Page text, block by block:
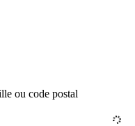
ou code postal